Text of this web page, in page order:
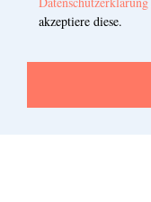
akzeptiere diese.